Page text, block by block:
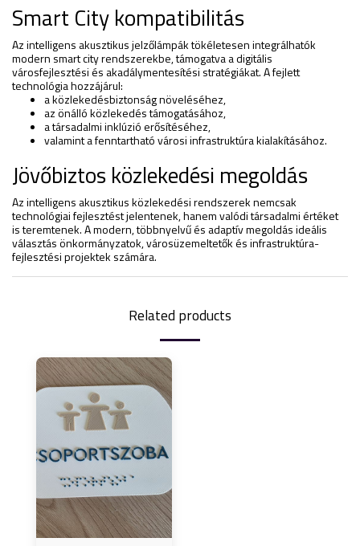
Smart City kompatibilitás
Az intelligens akusztikus jelzőlámpák tökéletesen integrálhatók
modern smart city rendszerekbe, támogatva a digitális
városfejlesztési és akadálymentesítési stratégiákat. A fejlett
technológia hozzájárul:
a közlekedésbiztonság növeléséhez,
az önálló közlekedés támogatásához,
a társadalmi inklúzió erősítéséhez,
valamint a fenntartható városi infrastruktúra kialakításához.
Jövőbiztos közlekedési megoldás
Az intelligens akusztikus közlekedési rendszerek nemcsak
technológiai fejlesztést jelentenek, hanem valódi társadalmi értéket
is teremtenek. A modern, többnyelvű és adaptív megoldás ideális
választás önkormányzatok, városüzemeltetők és infrastruktúra-
fejlesztési projektek számára.
Related products